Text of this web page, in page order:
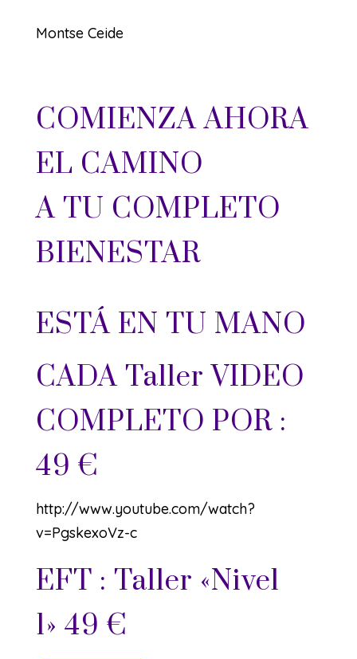
Montse Ceide
COMIENZA AHORA
EL CAMINO
A TU COMPLETO
BIENESTAR
ESTÁ EN TU MANO
CADA Taller VIDEO
COMPLETO POR :
49 €
http://www.youtube.com/watch?
v=PgskexoVz-c
EFT : Taller «Nivel
1» 49 €